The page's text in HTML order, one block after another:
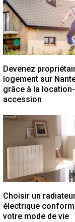
Devenez
logement sur
grâce à la location-
accession
Choisir un
électrique
votre mode de vie